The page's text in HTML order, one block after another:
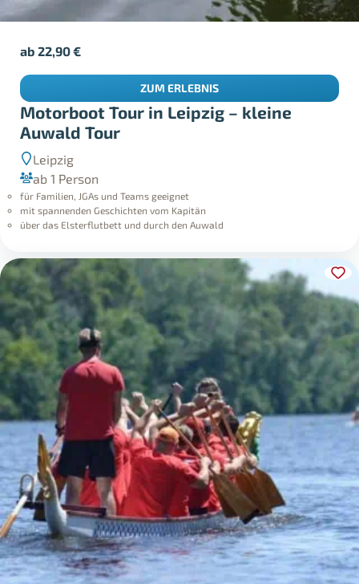
Motorboot Tour in Leipzig – kleine
Auwald Tour
Leipzig
ab 1 Person
für Familien, JGAs und Teams geeignet
mit spannenden Geschichten vom Kapitän
über das Elsterflutbett und durch den Auwald
ab22,90€
ZUM ERLEBNIS